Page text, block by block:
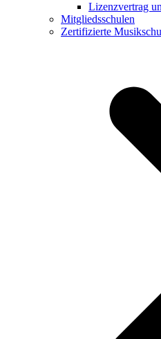
Lizenzvertrag
Mitgliedsschulen
Zertifizierte